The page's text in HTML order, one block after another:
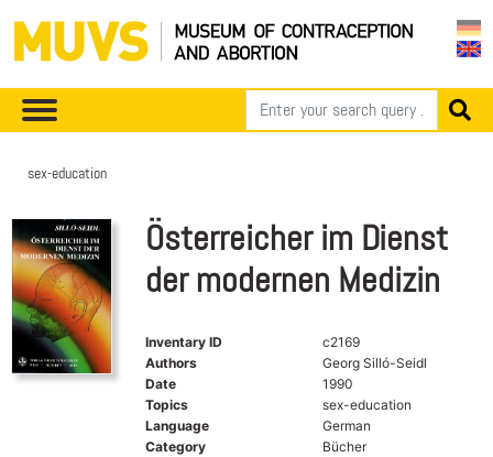
sex-education
Österreicher im Dienst
der modernen Medizin
Inventary ID
c2169
Authors
Georg Silló-Seidl
Date
1990
Topics
sex-education
Language
German
Category
Bücher